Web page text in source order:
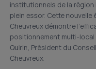
institutionnels de la région
plein essor. Cette nouvelle
Cheuvreux démontre
positionnement multi-
Quirin, Président du
Cheuvreux.